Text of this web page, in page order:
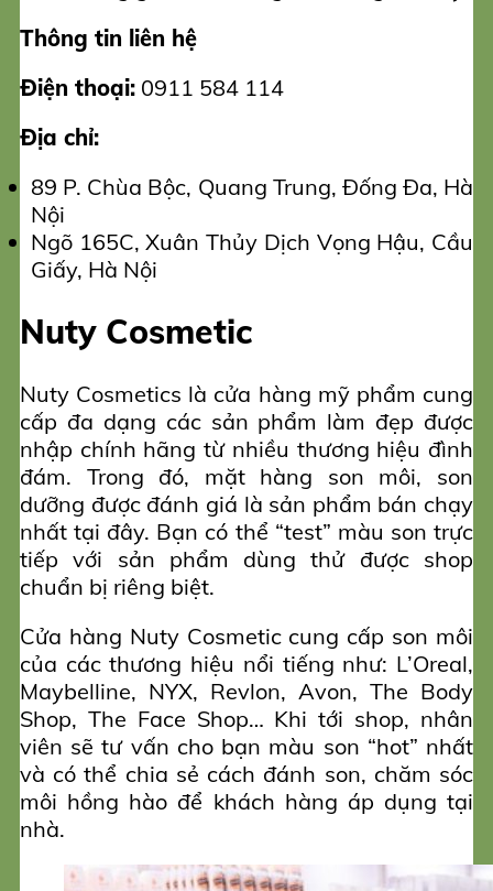
Thông tin liên hệ
Điện thoại: 0911 584 114
Địa chỉ:
89 P. Chùa Bộc, Quang Trung, Đống Đa, Hà
Nội
Ngõ 165C, Xuân Thủy Dịch Vọng Hậu, Cầu
Giấy, Hà Nội
Nuty Cosmetic
Nuty Cosmetics là cửa hàng mỹ phẩm cung
cấp đa dạng các sản phẩm làm đẹp được
nhập chính hãng từ nhiều thương hiệu đình
đám. Trong đó, mặt hàng son môi, son
dưỡng được đánh giá là sản phẩm bán chạy
nhất tại đây. Bạn có thể “test” màu son trực
tiếp với sản phẩm dùng thử được shop
chuẩn bị riêng biệt.
Cửa hàng Nuty Cosmetic cung cấp son môi
của các thương hiệu nổi tiếng như: L’Oreal,
Maybelline, NYX, Revlon, Avon, The Body
Shop, The Face Shop… Khi tới shop, nhân
viên sẽ tư vấn cho bạn màu son “hot” nhất
và có thể chia sẻ cách đánh son, chăm sóc
môi hồng hào để khách hàng áp dụng tại
nhà.